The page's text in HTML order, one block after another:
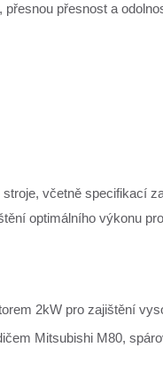
přesnost a
včetně specifikací
optimálního výkonu
2kW pro zajištění
Mitsubishi M80,